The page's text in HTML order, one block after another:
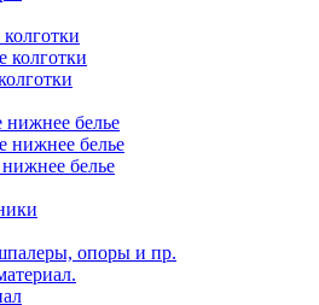
колготки
нижнее белье
нижнее белье
нижнее белье
опоры и пр.